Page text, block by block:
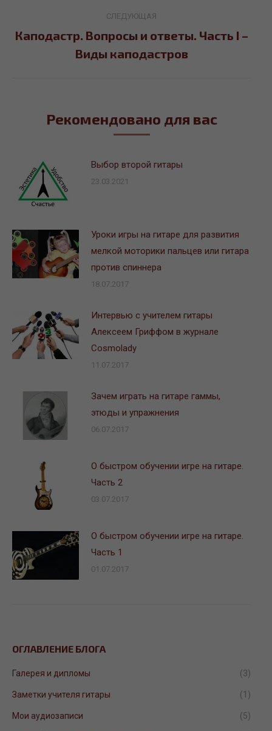
СЛЕДУЮЩАЯ
Следующая
запись:
Каподастр. Вопросы и ответы. Часть I –
Виды каподастров
Рекомендовано для вас
Выбор второй гитары
23.03.2021
Уроки игры на гитаре для развития
мелкой моторики пальцев или гитара
против спиннера
18.07.2017
Интервью с учителем гитары
Алексеем Гриффом в журнале
Сosmolady
11.07.2017
Зачем играть на гитаре гаммы,
этюды и упражнения
06.07.2017
О быстром обучении игре на гитаре.
Часть 2
03.07.2017
О быстром обучении игре на гитаре.
Часть 1
01.07.2017
ОГЛАВЛЕНИЕ БЛОГА
Галерея и дипломы (3)
Заметки учителя гитары (1)
Мои аудиозаписи (5)